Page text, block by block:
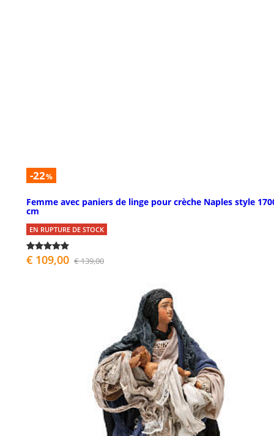
-22%
Femme avec paniers de linge pour crèche Naples style
cm
EN RUPTURE DE STOCK
€ 109,00 € 139,00